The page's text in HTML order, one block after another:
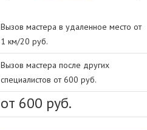
Вызов мастера в удаленное место от
1 км/20 руб.
Вызов мастера после других
специалистов от 600 руб.
от 600 руб.